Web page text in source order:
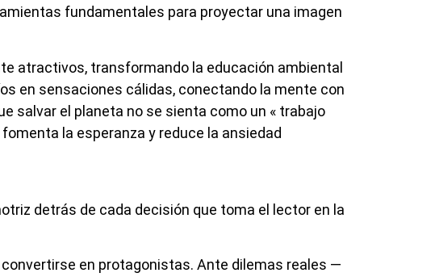
fundamentales para proyectar una imagen
atractivos, transformando la educación ambiental
en sensaciones cálidas, conectando la mente con
salvar el planeta no se sienta como un « trabajo
la esperanza y reduce la ansiedad
detrás de cada decisión que toma el lector en la
en protagonistas. Ante dilemas reales —